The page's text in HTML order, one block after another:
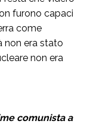
furono capaci
come
non era stato
non era
comunista a